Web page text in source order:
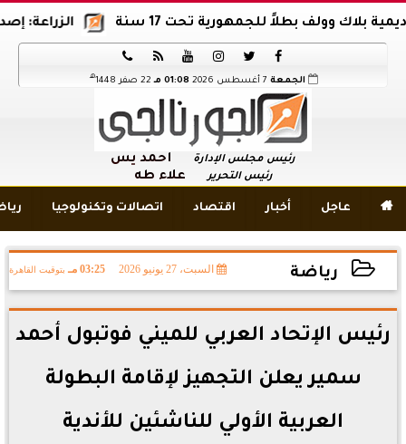
الزراعة: إصدار 12 ألف موافقة وتصريح بالمبيدات خلال 6 شهور وولف بطلاً للجمهورية تحت 17 سنة






الجمعة 01:08 مـ 22 صفر 1448 هـ
رئيس مجلس الإدارة أحمد يس
رئيس التحرير علاء طه
 عاجل أخبار اقتصاد اتصالات وتكنولوجيا
رياضة السبت، 27 يونيو 2026 03:25 مـ بتوقيت القاهرة
2026-06-27 15:25:34
رئيس الإتحاد العربي للميني فوتبول أحمد
سمير يعلن التجهيز لإقامة البطولة
العربية الأولي للناشئين للأندية